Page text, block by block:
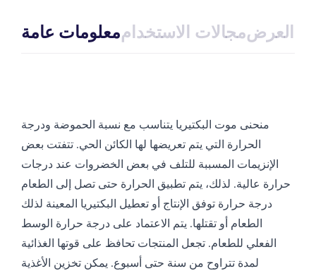
معلومات عامةمجالات الاستخدامالعرض
منحنى موت البكتيريا يتناسب مع نسبة الحموضة ودرجة
الحرارة التي يتم تعريضها لها الكائن الحي. تتفتت بعض
الإنزيمات المسببة للتلف في بعض الخضروات عند درجات
حرارة عالية. لذلك، يتم تطبيق الحرارة حتى تصل إلى الطعام
درجة حرارة توفق الإنتاج أو تعطيل البكتيريا المعينة لذلك
الطعام أو تقتلها. يتم الاعتماد على درجة حرارة الوسط
الفعلي للطعام. تجعل المنتجات تحافظ على قوتها الغذائية
لمدة تتراوح من سنة حتى أسبوع. يمكن تخزين الأغذية